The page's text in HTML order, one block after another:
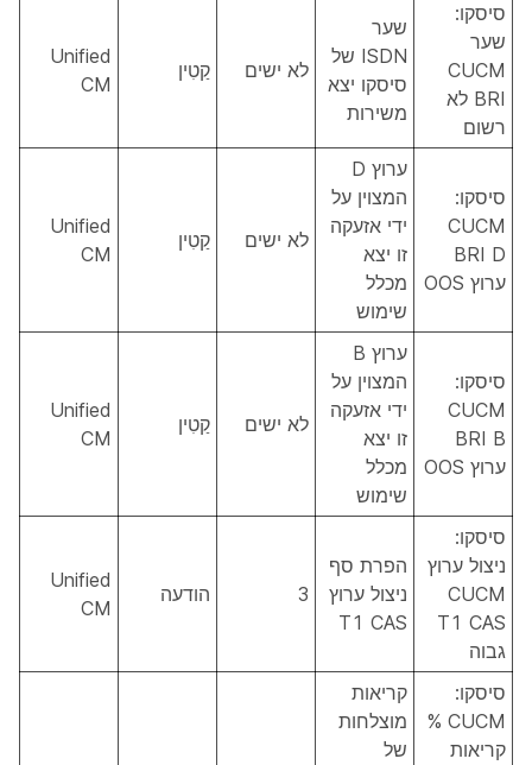
סיסקו:
שער
CUCM
BRI לא
רשום
שער
ISDN של
סיסקו יצא
משירות
לא ישים קַטִין
Unified
CM
סיסקו:
CUCM
BRI D
ערוץ OOS
ערוץ D
המצוין על
ידי אזעקה
זו יצא
מכלל
שימוש
לא ישים קַטִין
Unified
CM
סיסקו:
CUCM
BRI B
ערוץ OOS
ערוץ B
המצוין על
ידי אזעקה
זו יצא
מכלל
שימוש
לא ישים קַטִין
Unified
CM
סיסקו:
ניצול ערוץ
CUCM
T1 CAS
גבוה
הפרת סף
ניצול ערוץ
T1 CAS
3 הודעה
Unified
CM
סיסקו:
CUCM %
קריאות
קריאות
מוצלחות
של